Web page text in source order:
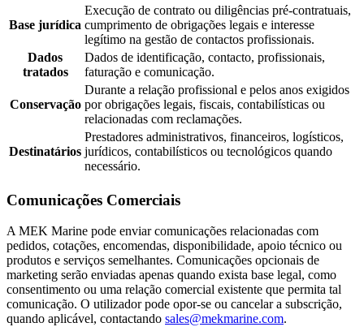
Base jurídica
Execução de contrato ou diligências pré-contratuais,
cumprimento de obrigações legais e interesse
legítimo na gestão de contactos profissionais.
Dados
tratados
Dados de identificação, contacto, profissionais,
faturação e comunicação.
Conservação
Durante a relação profissional e pelos anos exigidos
por obrigações legais, fiscais, contabilísticas ou
relacionadas com reclamações.
Destinatários
Prestadores administrativos, financeiros, logísticos,
jurídicos, contabilísticos ou tecnológicos quando
necessário.
Comunicações Comerciais
A MEK Marine pode enviar comunicações relacionadas com
pedidos, cotações, encomendas, disponibilidade, apoio técnico ou
produtos e serviços semelhantes. Comunicações opcionais de
marketing serão enviadas apenas quando exista base legal, como
consentimento ou uma relação comercial existente que permita tal
comunicação. O utilizador pode opor-se ou cancelar a subscrição,
quando aplicável, contactando sales@mekmarine.com.